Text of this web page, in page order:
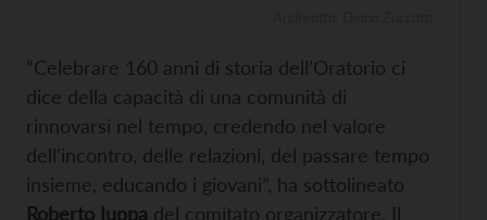
“Celebrare 160 anni di storia dell’Oratorio ci
dice della capacità di una comunità di
rinnovarsi nel tempo, credendo nel valore
dell’incontro, delle relazioni, del passare tempo
insieme, educando i giovani”, ha sottolineato
Roberto Iuppa del comitato organizzatore. Il